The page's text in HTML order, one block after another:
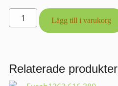
RK
mängd
Lägg till i varukorg
Relaterade produkter